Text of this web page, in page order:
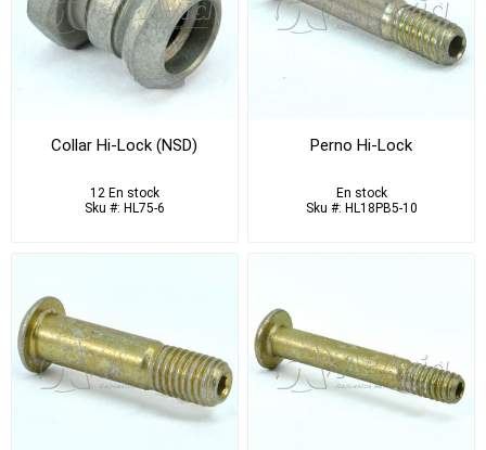
Collar Hi-Lock (NSD)
12 En stock
Sku #: HL75-6
Perno Hi-Lock
En stock
Sku #: HL18PB5-10